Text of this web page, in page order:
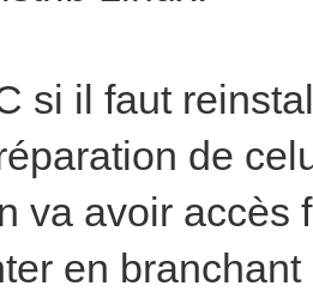
si il faut
de
va avoir accès
en